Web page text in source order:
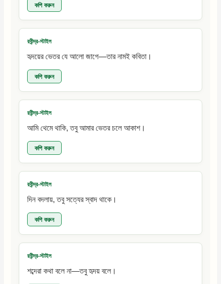
কপি করুন
রবীন্দ্র-স্টাইল
হৃদয়ের ভেতর যে আলো জাগে—তার নামই কবিতা।
কপি করুন
রবীন্দ্র-স্টাইল
আমি থেমে থাকি, তবু আমার ভেতর চলে আকাশ।
কপি করুন
রবীন্দ্র-স্টাইল
দিন বদলায়, তবু সত্যের স্বাদ থাকে।
কপি করুন
রবীন্দ্র-স্টাইল
শব্দেরা কথা বলে না—তবু হৃদয় বলে।